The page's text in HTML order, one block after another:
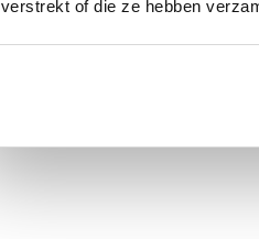
verstrekt of die ze hebben